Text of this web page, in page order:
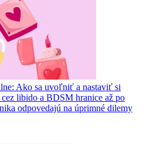
Ako sa uvoľniť a nastaviť si
libido a BDSM hranice až po
odpovedajú na úprimné dilemy